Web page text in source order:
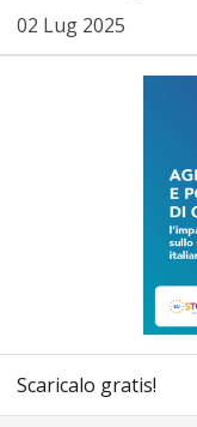
02 Lug 2025
Scaricalo gratis!